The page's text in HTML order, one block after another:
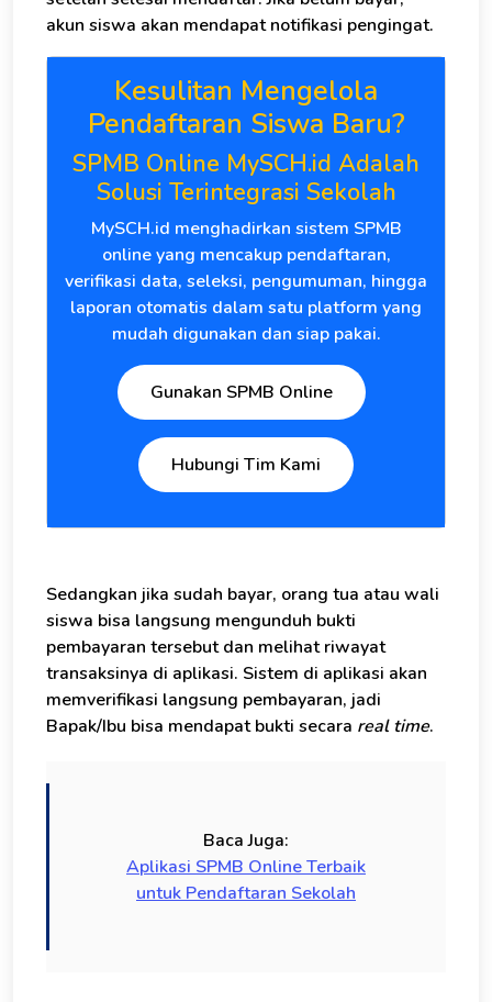
akun siswa akan mendapat notifikasi pengingat.
Kesulitan Mengelola
Pendaftaran Siswa Baru?
SPMB Online MySCH.id Adalah
Solusi Terintegrasi Sekolah
MySCH.id menghadirkan sistem SPMB
online yang mencakup pendaftaran,
verifikasi data, seleksi, pengumuman, hingga
laporan otomatis dalam satu platform yang
mudah digunakan dan siap pakai.
Gunakan SPMB Online
Hubungi Tim Kami
Sedangkan jika sudah bayar, orang tua atau wali
siswa bisa langsung mengunduh bukti
pembayaran tersebut dan melihat riwayat
transaksinya di aplikasi. Sistem di aplikasi akan
memverifikasi langsung pembayaran, jadi
Bapak/Ibu bisa mendapat bukti secara real time.
Baca Juga:
Aplikasi SPMB Online Terbaik
untuk Pendaftaran Sekolah